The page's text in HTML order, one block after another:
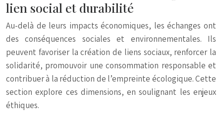
lien social et durabilité
Au-delà de leurs impacts économiques, les échanges ont
des conséquences sociales et environnementales. Ils
peuvent favoriser la création de liens sociaux, renforcer la
solidarité, promouvoir une consommation responsable et
contribuer à la réduction de l’empreinte écologique. Cette
section explore ces dimensions, en soulignant les enjeux
éthiques.